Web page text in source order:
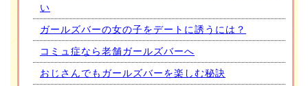
い
ガールズバーの女の子をデートに誘うには？
コミュ症なら老舗ガールズバーへ
おじさんでもガールズバーを楽しむ秘訣